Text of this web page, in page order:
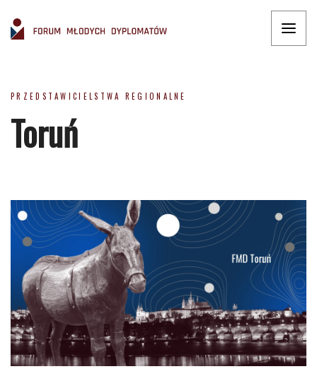
PRZEDSTAWICIELSTWA REGIONALNE
Toruń